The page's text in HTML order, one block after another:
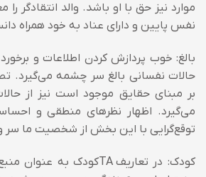
موارد نیز حق با او باشد. والد انتقادگر را
نفس پایین و دارای عناد به خود همراه
بالغ: خوب پردازش کردن اطلاعات و
حالات نفسانی بالغ سر چشمه می‌گیرد.
بر مبنای حقایق موجود است نیز از
می‌گیرد. اظهار نظر‌های منطقی و
توقع‌گرایی با این بخش از شخصیت ما سر و
کودک: در تعاریف TAکودک به عنوان